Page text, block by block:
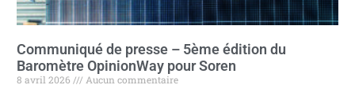
Communiqué de presse – 5ème édition du
Baromètre OpinionWay pour Soren
8 avril 2026
Aucun commentaire